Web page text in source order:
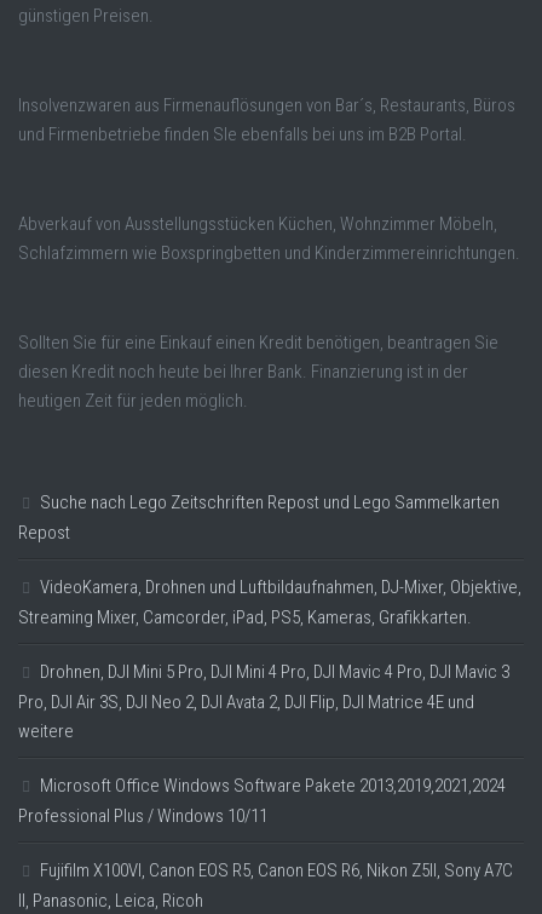
günstigen Preisen.
Insolvenzwaren aus Firmenauflösungen von Bar´s, Restaurants, Büros
und Firmenbetriebe finden SIe ebenfalls bei uns im B2B Portal.
Abverkauf von Ausstellungsstücken Küchen, Wohnzimmer Möbeln,
Schlafzimmern wie Boxspringbetten und Kinderzimmereinrichtungen.
Sollten Sie für eine Einkauf einen Kredit benötigen, beantragen Sie
diesen Kredit noch heute bei Ihrer Bank. Finanzierung ist in der
heutigen Zeit für jeden möglich.
Suche nach Lego Zeitschriften Repost und Lego Sammelkarten
Repost
VideoKamera, Drohnen und Luftbildaufnahmen, DJ-Mixer, Objektive,
Streaming Mixer, Camcorder, iPad, PS5, Kameras, Grafikkarten.
Drohnen, DJI Mini 5 Pro, DJI Mini 4 Pro, DJI Mavic 4 Pro, DJI Mavic 3
Pro, DJI Air 3S, DJI Neo 2, DJI Avata 2, DJI Flip, DJI Matrice 4E und
weitere
Microsoft Office Windows Software Pakete 2013,2019,2021,2024
Professional Plus / Windows 10/11
Fujifilm X100VI, Canon EOS R5, Canon EOS R6, Nikon Z5II, Sony A7C
II, Panasonic, Leica, Ricoh